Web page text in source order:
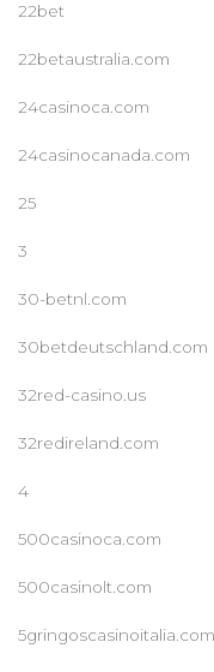
22bet
22betaustralia.com
24casinoca.com
24casinocanada.com
25
3
30-betnl.com
30betdeutschland.com
32red-casino.us
32redireland.com
4
500casinoca.com
500casinolt.com
5gringoscasinoitalia.com